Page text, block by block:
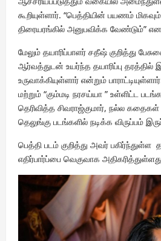
கூறியுள்ளார். “பெத்தியின் பயணம்
திரையரங்கில் அனுபவிக்க வேண்டும்”
மேலும் தயாரிப்பாளர் சதீஷ் குறித்து
ஆர்வத்துடன் உயர்ந்த தயாரிப்பு தரத்தில்
உருவாக்கியுள்ளார் என்றும்
மற்றும் “கும்மடி நரசய்யா ” உள்ளிட்ட
தெரிவித்த சிவராஜ்குமார், நல்ல
தெலுங்கு படங்களில் நடிக்க விருப்பம்
பெத்தி படம் குறித்து அவர்
எதிர்பார்ப்பை வெகுவாக